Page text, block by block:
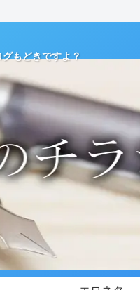
もどきですよ？